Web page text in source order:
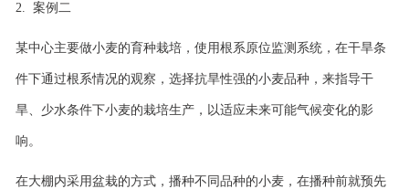
2. 案例二
某中心主要做小麦的育种栽培，使用根系原位监测系统，在干旱条
件下通过根系情况的观察，选择抗旱性强的小麦品种，来指导干
旱、少水条件下小麦的栽培生产，以适应未来可能气候变化的影
响。
在大棚内采用盆栽的方式，播种不同品种的小麦，在播种前就预先